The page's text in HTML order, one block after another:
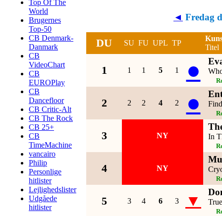
Top Of The
World
Brugernes
Top-50
CB Denmark-
Danmark
CB
VideoChart
CB
EUROPlay
CB
Dancefloor
CB Critic-Alt
CB The Rock
CB 25+
CB
TimeMachine
vancairo
Philip
Personlige
hitlister
Lejlighedslister
Udgåede
hitlister
◄ Fredag
DU SU FU UPL TP
Titel
1 1 1 5 1 ●
2 2 2 4 2 ●
3 NY In
4 NY
5 3 4 6 3 ▼